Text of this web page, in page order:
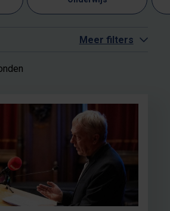
Meer filters